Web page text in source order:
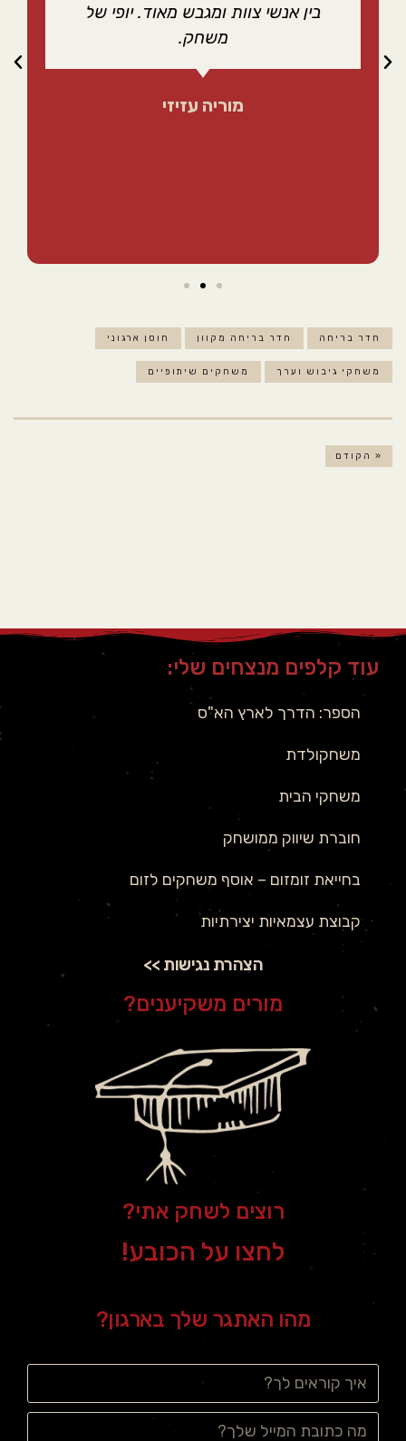
בין אנשי צוות ומגבש מאוד. יופי של
משחק.
מוריה עזיזי
חדר בריחה חדר בריחה מקוון חוסן ארגוני
משחקי גיבוש וערך משחקים שיתופיים
« הקודם
עוד קלפים מנצחים שלי:
הספר: הדרך לארץ הא"ס
משחקולדת
משחקי הבית
חוברת שיווק ממושחק
בחייאת זומזום – אוסף משחקים לזום
קבוצת עצמאיות יצירתיות
הצהרת נגישות >>
מורים משקיענים?
רוצים לשחק אתי?
לחצו על הכובע!
מהו האתגר שלך בארגון?